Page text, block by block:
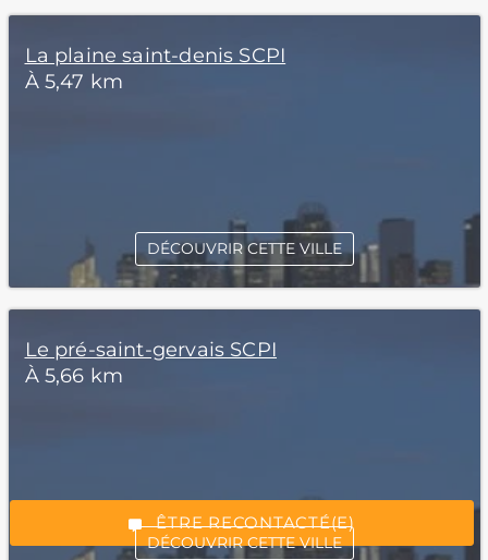
“Excellent”, 165 avis
ÊTRE RECONTACTÉ(E)
La plaine saint-denis SCPI
À 5,47 km
DÉCOUVRIR CETTE VILLE
Le pré-saint-gervais SCPI
À 5,66 km
DÉCOUVRIR CETTE VILLE